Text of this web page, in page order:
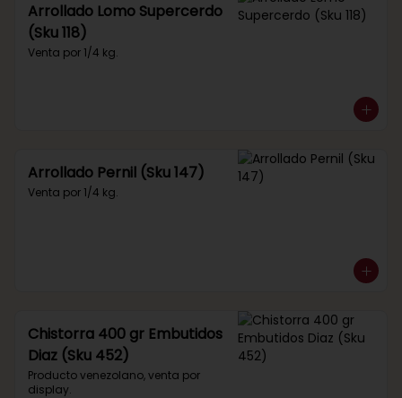
Arrollado Lomo Supercerdo
(Sku 118)
Venta por 1/4 kg.
Arrollado Pernil (Sku 147)
Venta por 1/4 kg.
Chistorra 400 gr Embutidos
Diaz (Sku 452)
Producto venezolano, venta por
display.